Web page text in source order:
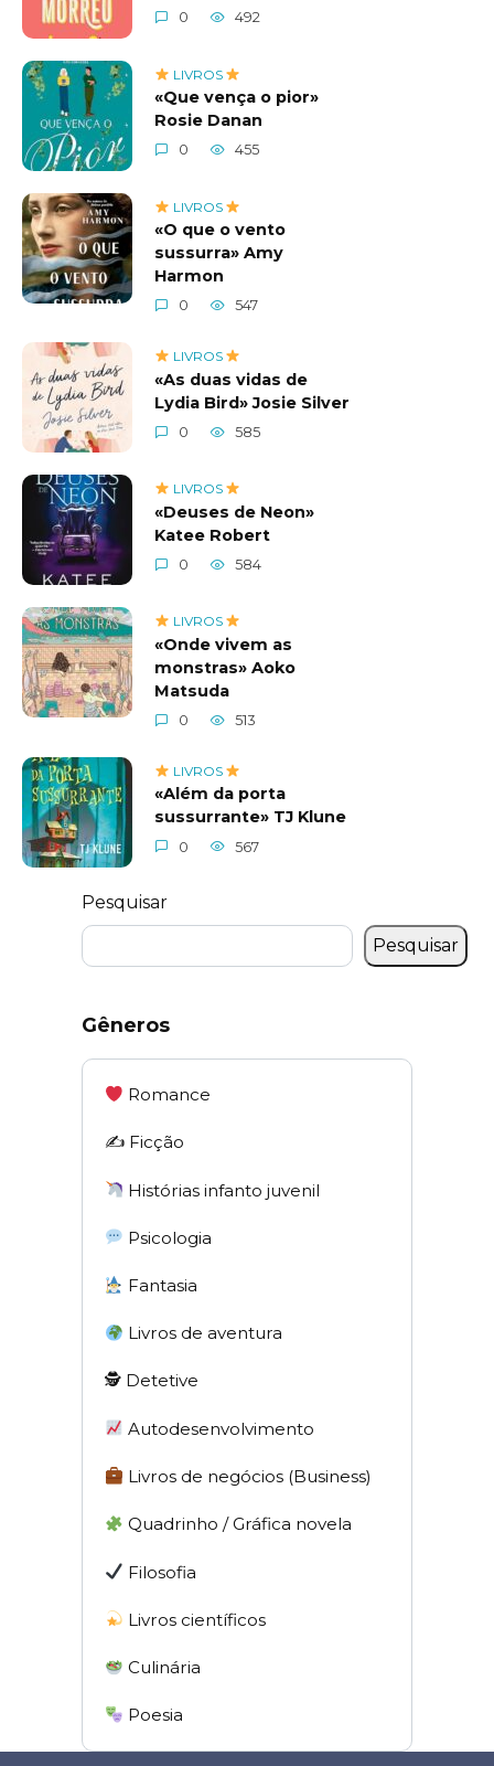
0 492
LIVROS
«Que vença o pior»
Rosie Danan
0 455
LIVROS
«O que o vento
sussurra» Amy
Harmon
0 547
LIVROS
«As duas vidas de
Lydia Bird» Josie Silver
0 585
LIVROS
«Deuses de Neon»
Katee Robert
0 584
LIVROS
«Onde vivem as
monstras» Aoko
Matsuda
0 513
LIVROS
«Além da porta
sussurrante» TJ Klune
0 567
Pesquisar
Pesquisar
Gêneros
Romance
✍️ Ficção
Histórias infanto juvenil
Psicologia
Fantasia
Livros de aventura
🕵 Detetive
Autodesenvolvimento
Livros de negócios (Business)
Quadrinho / Gráfica novela
Filosofia
Livros científicos
Culinária
Poesia